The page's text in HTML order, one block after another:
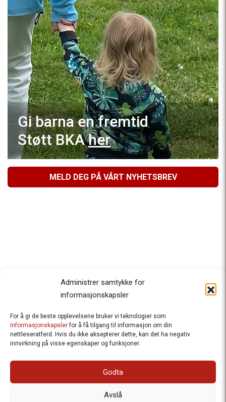
Administrer samtykke for
informasjonskapsler
For å gi de beste opplevelsene bruker vi teknologier som
informasjonskapslerfor å få tilgang til informasjon om din
nettleseratferd. Hvis du ikke aksepterer dette, kan det ha negativ
innvirkning på visse egenskaper og funksjoner.
Godta
Avslå
Gi barna en fremtid
Støtt BKAher
MELD DEG PÅ VÅRT NYHETSBREV
Besteforeldrenes klimaaksjon
Ansvarlig redaktør
: Halfdan Wiik |
: Postboks 1231 Vika, 0110 Oslo.
Organisasjonsnummer